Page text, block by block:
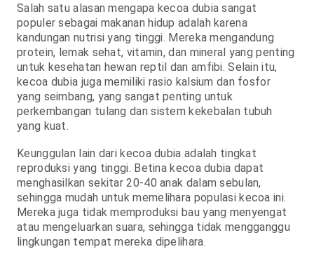
Salah satu alasan mengapa kecoa dubia sangat
populer sebagai makanan hidup adalah karena
kandungan nutrisi yang tinggi. Mereka mengandung
protein, lemak sehat, vitamin, dan mineral yang penting
untuk kesehatan hewan reptil dan amfibi. Selain itu,
kecoa dubia juga memiliki rasio kalsium dan fosfor
yang seimbang, yang sangat penting untuk
perkembangan tulang dan sistem kekebalan tubuh
yang kuat.
Keunggulan lain dari kecoa dubia adalah tingkat
reproduksi yang tinggi. Betina kecoa dubia dapat
menghasilkan sekitar 20-40 anak dalam sebulan,
sehingga mudah untuk memelihara populasi kecoa ini.
Mereka juga tidak memproduksi bau yang menyengat
atau mengeluarkan suara, sehingga tidak mengganggu
lingkungan tempat mereka dipelihara.